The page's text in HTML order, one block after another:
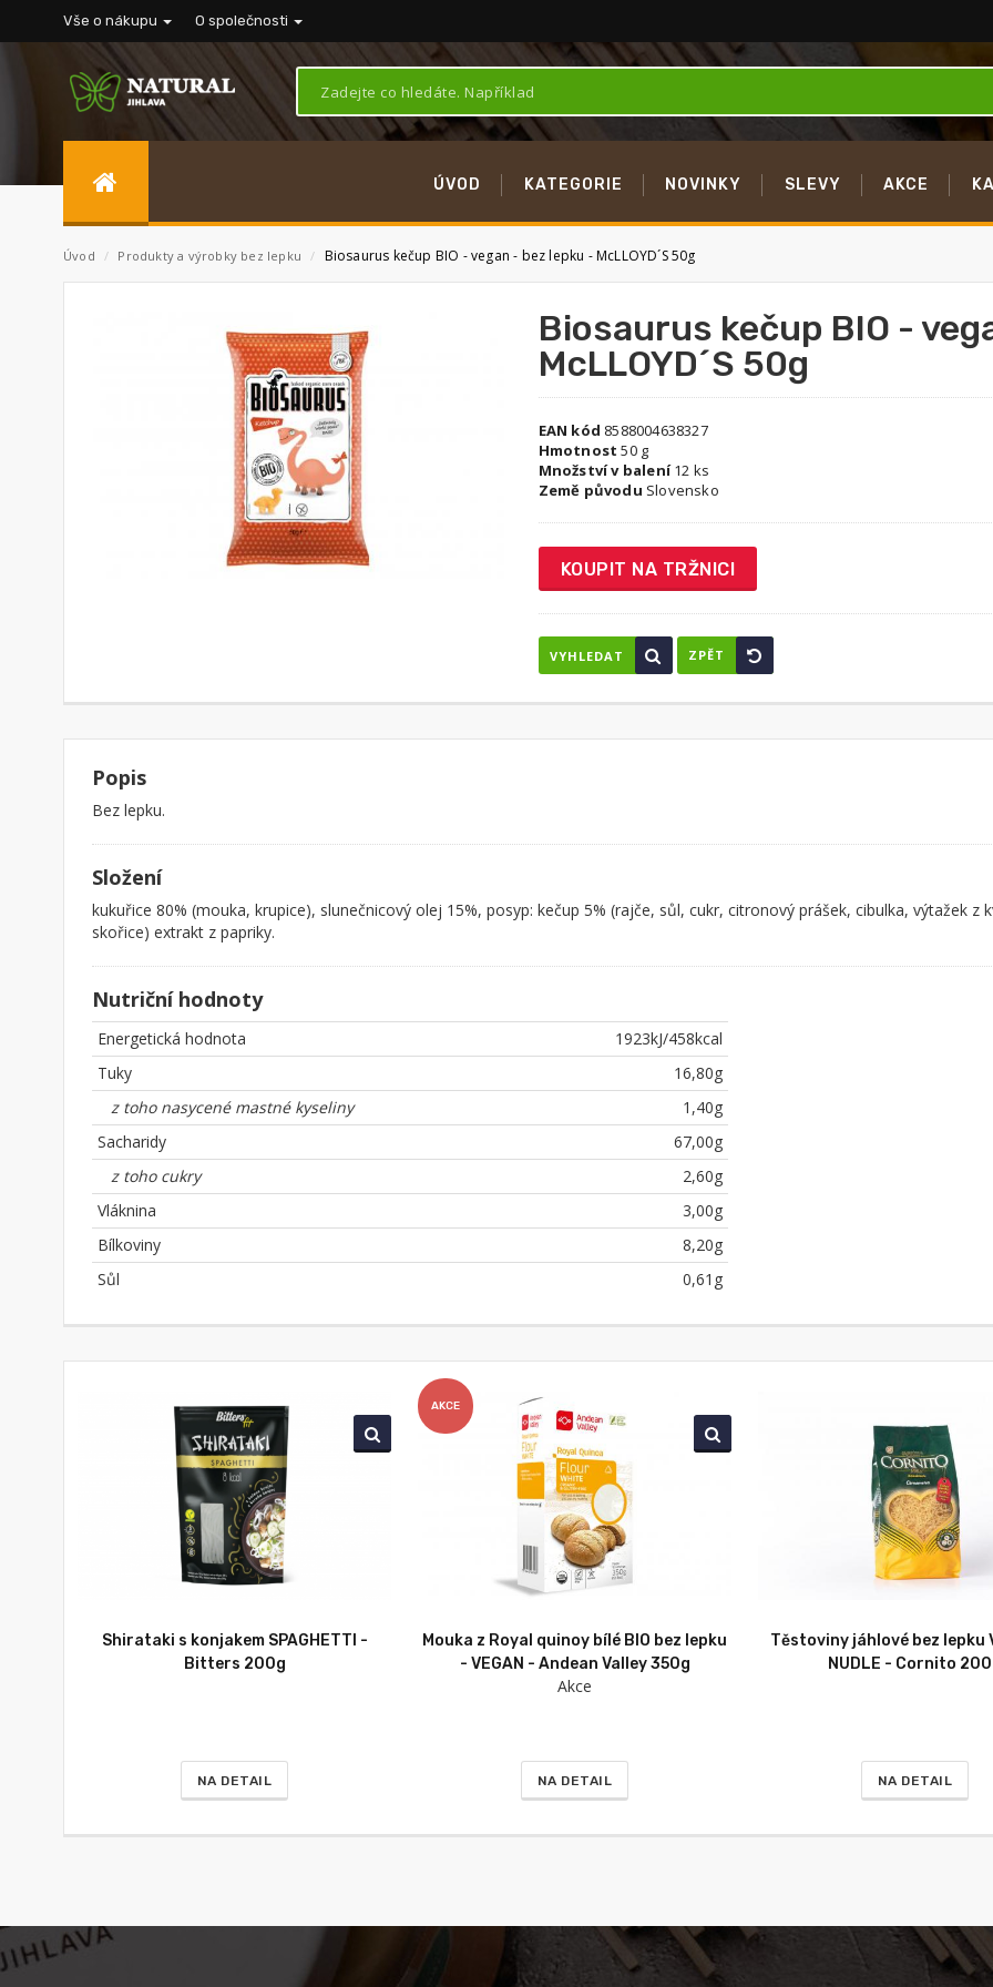
Vše o nákupu O společnosti
ÚVOD KATEGORIE NOVINKY SLEVY AKCE
Úvod / Produkty a výrobky bez lepku / Biosaurus kečup BIO - vegan - bez lepku - McLLOYD´S 50g
Biosaurus kečup BIO -
McLLOYD´S 50g
EAN kód 8588004638327
Hmotnost 50 g
Množství v balení12 ks
Země původu Slovensko
KOUPIT NA TRŽNICI
VYHLEDAT ZPĚT
Popis
Bez lepku.
Složení
kukuřice 80% (mouka, krupice), slunečnicový olej 15%, posyp: kečup 5% (rajče, sůl, cukr, citronový prášek, cibulka, výtažek
skořice) extrakt z papriky.
Nutriční hodnoty
Energetická hodnota
1923kJ/458kcal
Tuky
16,80g
z toho nasycené mastné kyseliny
1,40g
Sacharidy
67,00g
z toho cukry
2,60g
Vláknina
3,00g
Bílkoviny
8,20g
Sůl
0,61g
Shirataki s konjakem SPAGHETTI -
Bitters 200g
NA DETAIL
AKCE
Mouka z Royal quinoy bílé BIO bez lepku
- VEGAN - Andean Valley 350g
Akce
NA DETAIL
Těstoviny jáhlové bez lepku
NUDLE - Cornito
NA DETAIL